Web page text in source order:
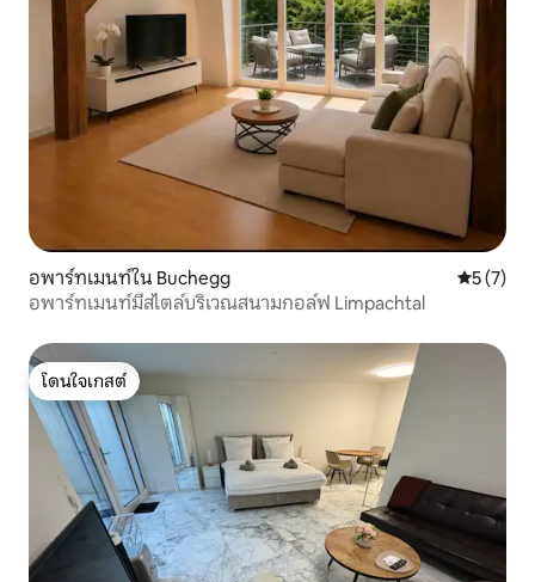
อพาร์ทเมนท์ใน Buchegg คะแนนเฉ
5 (7)
อพาร์ทเมนท์มีสไตล์บริเวณสนามกอล์ฟ Limpachtal
โดนใจเกสต์
โดนใจเกสต์